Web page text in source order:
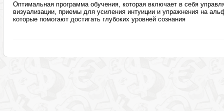
Оптимальная программа обучения, которая включает в себя
визуализации, приемы для усиления интуиции и упражнения на
которые помогают достигать глубоких уровней сознания